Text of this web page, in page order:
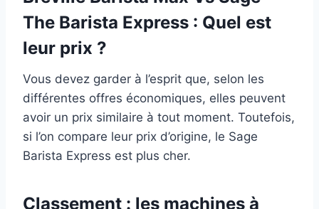
The Barista Express : Quel est
leur prix ?
Vous devez garder à l’esprit que, selon les
différentes offres économiques, elles peuvent
avoir un prix similaire à tout moment. Toutefois,
si l’on compare leur prix d’origine, le Sage
Barista Express est plus cher.
Classement : les machines à